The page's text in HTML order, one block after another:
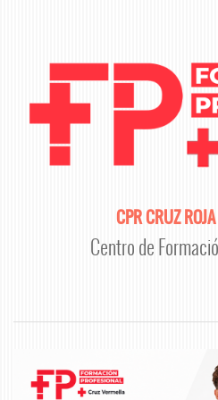
CPR CRUZ
Centro de